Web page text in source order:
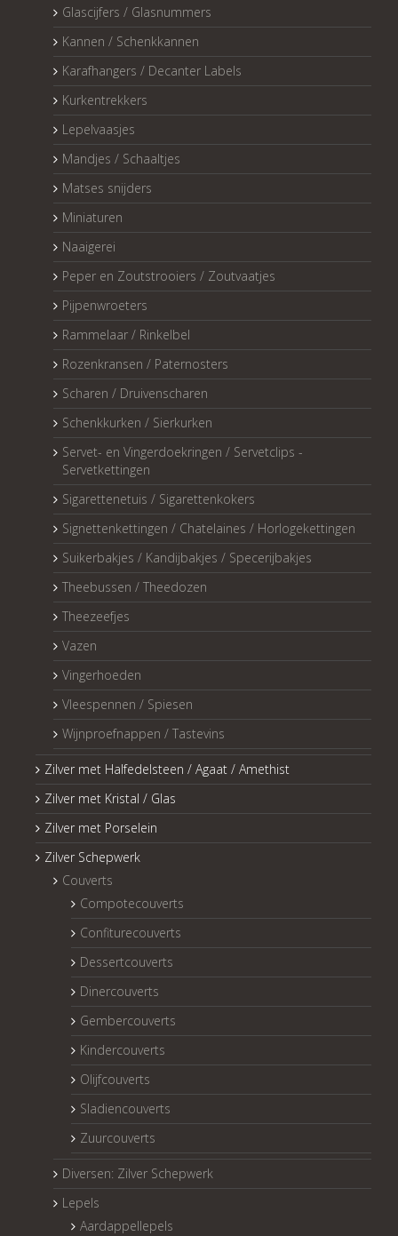
Glascijfers / Glasnummers
Kannen / Schenkkannen
Karafhangers / Decanter Labels
Kurkentrekkers
Lepelvaasjes
Mandjes / Schaaltjes
Matses snijders
Miniaturen
Naaigerei
Peper en Zoutstrooiers / Zoutvaatjes
Pijpenwroeters
Rammelaar / Rinkelbel
Rozenkransen / Paternosters
Scharen / Druivenscharen
Schenkkurken / Sierkurken
Servet- en Vingerdoekringen / Servetclips -
Servetkettingen
Sigarettenetuis / Sigarettenkokers
Signettenkettingen / Chatelaines / Horlogekettingen
Suikerbakjes / Kandijbakjes / Specerijbakjes
Theebussen / Theedozen
Theezeefjes
Vazen
Vingerhoeden
Vleespennen / Spiesen
Wijnproefnappen / Tastevins
Zilver met Halfedelsteen / Agaat / Amethist
Zilver met Kristal / Glas
Zilver met Porselein
Zilver Schepwerk
Couverts
Compotecouverts
Confiturecouverts
Dessertcouverts
Dinercouverts
Gembercouverts
Kindercouverts
Olijfcouverts
Sladiencouverts
Zuurcouverts
Diversen: Zilver Schepwerk
Lepels
Aardappellepels